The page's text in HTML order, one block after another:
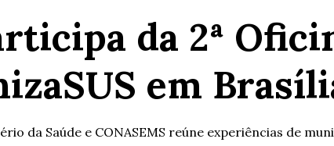
da 2ª
em
da Saúde e CONASEMS reúne experiências de